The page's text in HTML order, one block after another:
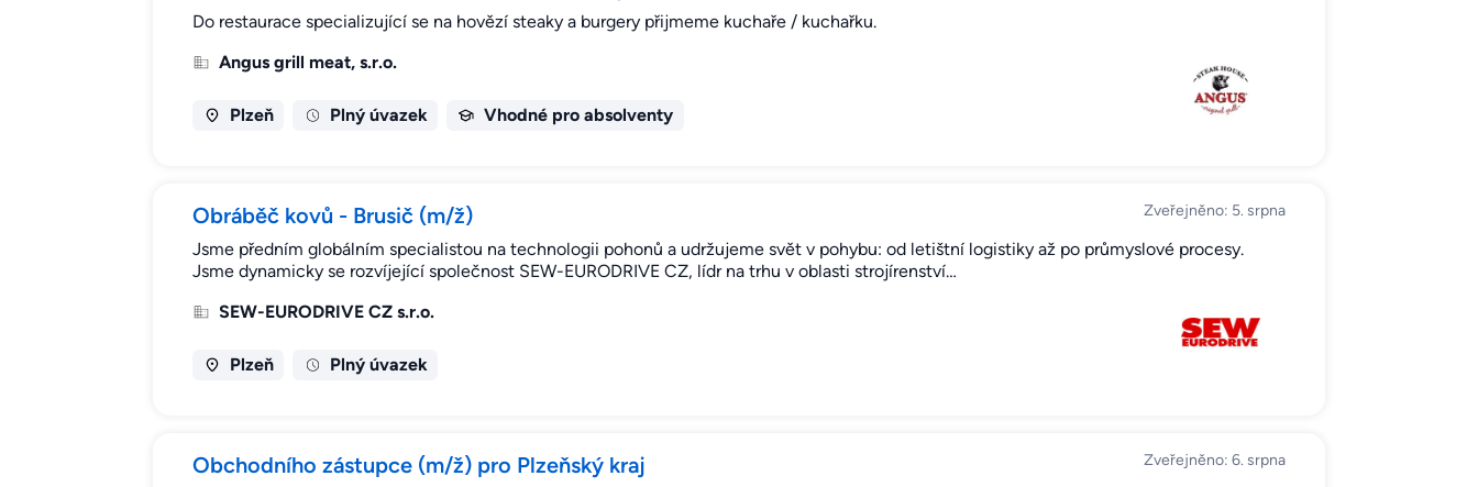
Do restaurace specializující se na hovězí steaky a burgery přijmeme kuchaře / kuchařku.
Angus grill meat, s.r.o.
Plzeň Plný úvazek Vhodné pro absolventy
Obráběč kovů - Brusič (m/ž) Zveřejněno: 5. srpna
Jsme předním globálním specialistou na technologii pohonů a udržujeme svět v pohybu: od letištní logistiky až po průmyslové procesy.
Jsme dynamicky se rozvíjející společnost SEW-EURODRIVE CZ, lídr na trhu v oblasti strojírenství…
SEW-EURODRIVE CZ s.r.o.
Plzeň Plný úvazek
Obchodního zástupce (m/ž) pro Plzeňský kraj Zveřejněno: 6. srpna